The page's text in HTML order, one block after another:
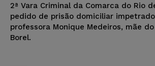
2ª Vara Criminal da Comarca do Rio
pedido de prisão domiciliar
professora Monique Medeiros, mãe
Borel.